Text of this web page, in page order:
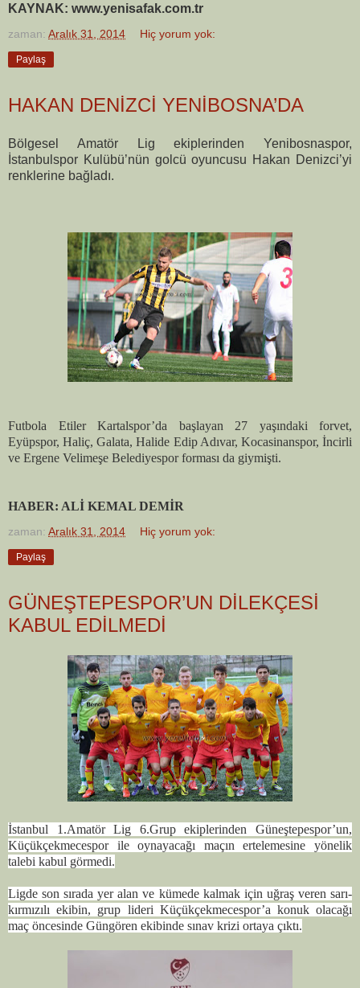
KAYNAK: www.yenisafak.com.tr
zaman: Aralık 31, 2014 Hiç yorum yok:
Paylaş
HAKAN DENİZCİ YENİBOSNA’DA
Bölgesel Amatör Lig ekiplerinden Yenibosnaspor,
İstanbulspor Kulübü’nün golcü oyuncusu Hakan Denizci’yi
renklerine bağladı.
Futbola Etiler Kartalspor’da başlayan 27 yaşındaki forvet,
Eyüpspor, Haliç, Galata, Halide Edip Adıvar, Kocasinanspor, İncirli
ve Ergene Velimeşe Belediyespor forması da giymişti.
HABER: ALİ KEMAL DEMİR
zaman: Aralık 31, 2014 Hiç yorum yok:
Paylaş
GÜNEŞTEPESPOR’UN DİLEKÇESİ
KABUL EDİLMEDİ
İstanbul 1.Amatör Lig 6.Grup ekiplerinden Güneştepespor’un,
Küçükçekmecespor ile oynayacağı maçın ertelemesine yönelik
talebi kabul görmedi.
Ligde son sırada yer alan ve kümede kalmak için uğraş veren sarı-
kırmızılı ekibin, grup lideri Küçükçekmecespor’a konuk olacağı
maç öncesinde Güngören ekibinde sınav krizi ortaya çıktı.